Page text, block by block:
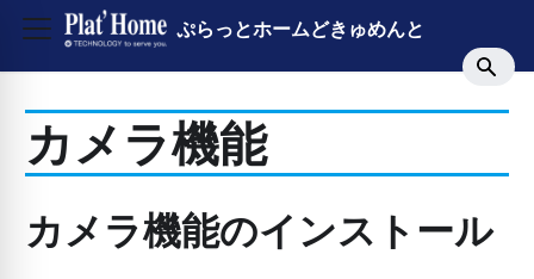
ぷらっとホームどきゅめんと
カメラ機能
カメラ機能のインストール